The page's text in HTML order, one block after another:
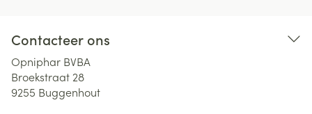
Contacteer ons
Opniphar BVBA
Broekstraat 28
9255 Buggenhout